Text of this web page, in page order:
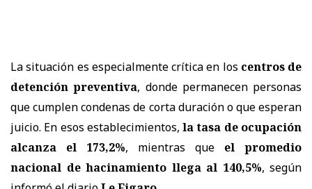
La situación es especialmente crítica en los centros de
detención preventiva, donde permanecen personas
que cumplen condenas de corta duración o que esperan
juicio. En esos establecimientos,la tasa de ocupación
alcanza el 173,2%, mientras que el promedio
nacional de hacinamiento llega al 140,5%, según